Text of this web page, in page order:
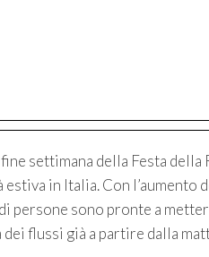
settimana della Festa
in Italia. Con l’aumento
persone sono pronte a
flussi già a partire dalla